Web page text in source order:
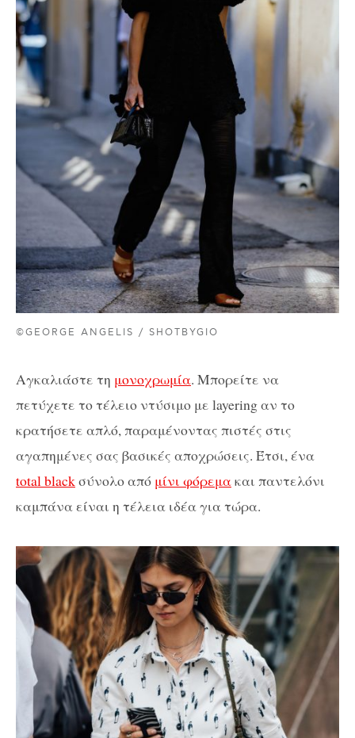
©GEORGE ANGELIS / SHOTBYGIO
Αγκαλιάστε τη μονοχρωμία. Μπορείτε να
πετύχετε το τέλειο ντύσιμο με layering αν το
κρατήσετε απλό, παραμένοντας πιστές στις
αγαπημένες σας βασικές αποχρώσεις. Έτσι, ένα
total blackσύνολο από μίνι φόρεμακαι παντελόνι
καμπάνα είναι η τέλεια ιδέα για τώρα.